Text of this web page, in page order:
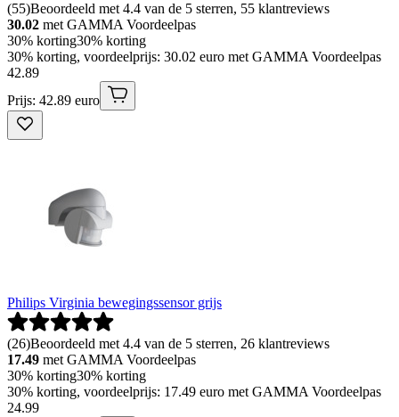
(55)Beoordeeld met 4.4 van de 5 sterren, 55 klantreviews
30.02 met GAMMA Voordeelpas
30% korting30% korting
30% korting, voordeelprijs: 30.02 euro met GAMMA Voordeelpas
42.89
Prijs: 42.89 euro
Philips Virginia bewegingssensor grijs
(26)Beoordeeld met 4.4 van de 5 sterren, 26 klantreviews
17.49 met GAMMA Voordeelpas
30% korting30% korting
30% korting, voordeelprijs: 17.49 euro met GAMMA Voordeelpas
24.99